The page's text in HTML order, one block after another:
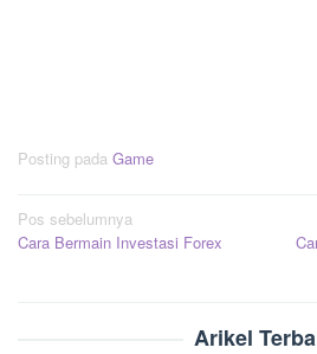
Posting pada Game
Navigasi
pos
Pos sebelumnya
Cara Bermain Investasi Forex
Arikel